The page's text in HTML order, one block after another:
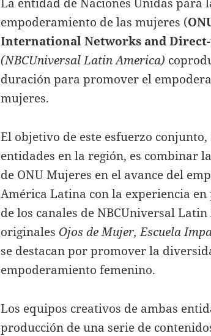
empoderamiento de las mujeres (
International Networks and
(NBCUniversal Latin America)
duración para promover el
mujeres.
El objetivo de este esfuerzo
entidades en la región, es combinar
de ONU Mujeres en el avance del
América Latina con la experiencia
de los canales de NBCUniversal
originales Ojos de Mujer, Escuela
se destacan por promover la
empoderamiento femenino.
Los equipos creativos de ambas
producción de una serie de